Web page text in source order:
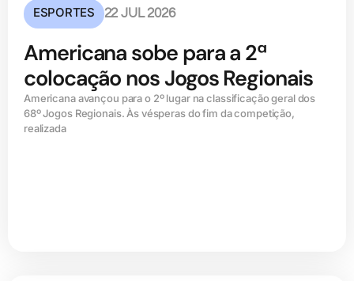
ESPORTES 22 JUL 2026
Americana sobe para a 2ª
colocação nos Jogos Regionais
Americana avançou para o 2º lugar na classificação geral dos
68º Jogos Regionais. Às vésperas do fim da competição,
realizada